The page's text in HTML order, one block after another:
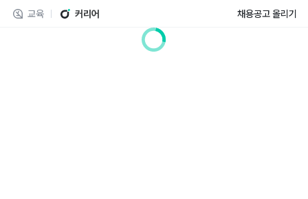
교육 커리어 채용공고 올리기